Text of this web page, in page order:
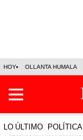
HOY OLLANTA HUMALA
LO ÚLTIMO POLÍTICA